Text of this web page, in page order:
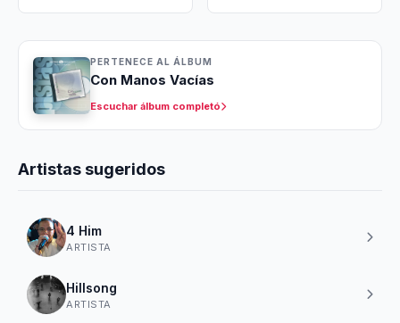
PERTENECE AL ÁLBUM
Con Manos Vacías
Escuchar álbum completó
Artistas sugeridos
4 Him
ARTISTA
Hillsong
ARTISTA